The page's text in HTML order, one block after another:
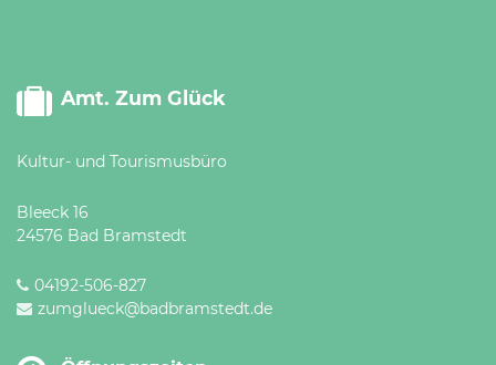
Amt. Zum Glück
Kultur- und Tourismusbüro
Bleeck 16
24576 Bad Bramstedt
04192-506-827
zumglueck@badbramstedt.de